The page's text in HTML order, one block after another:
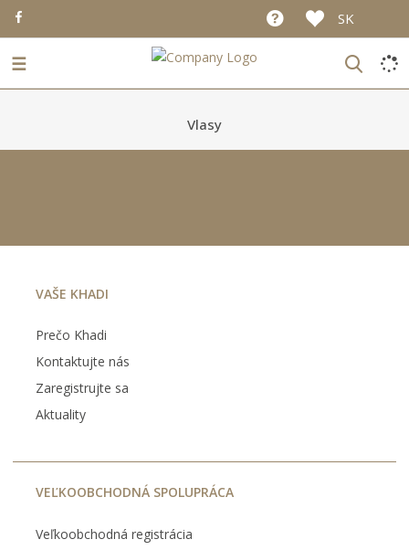
SK
☰
Vlasy
VAŠE KHADI
Prečo Khadi
Kontaktujte nás
Zaregistrujte sa
Aktuality
VEĽKOOBCHODNÁ SPOLUPRÁCA
Veľkoobchodná registrácia